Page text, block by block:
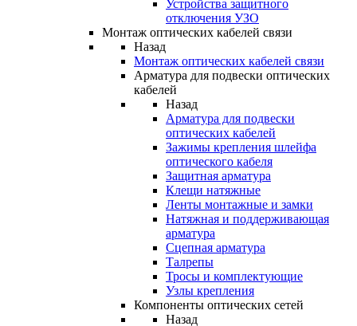
Устройства защитного
отключения УЗО
Монтаж оптических кабелей связи
Назад
Монтаж оптических кабелей связи
Арматура для подвески оптических
кабелей
Назад
Арматура для подвески
оптических кабелей
Зажимы крепления шлейфа
оптического кабеля
Защитная арматура
Клещи натяжные
Ленты монтажные и замки
Натяжная и поддерживающая
арматура
Сцепная арматура
Талрепы
Тросы и комплектующие
Узлы крепления
Компоненты оптических сетей
Назад